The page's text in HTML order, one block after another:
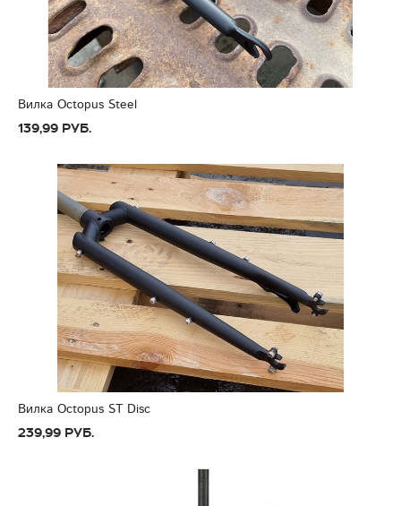
Вилка Octopus Steel
139,99 руб.
Вилка Octopus ST Disc
239,99 руб.